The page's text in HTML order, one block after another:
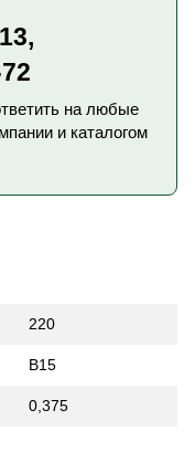
на любые
и каталогом
220
B15
0,375